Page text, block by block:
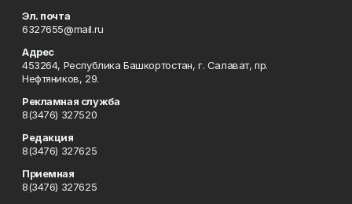
Эл. почта
6327655@mail.ru
Адрес
453264, Республика Башкортостан, г. Салават, пр.
Нефтяников, 29.
Рекламная служба
8(3476) 327520
Редакция
8(3476) 327625
Приемная
8(3476) 327625